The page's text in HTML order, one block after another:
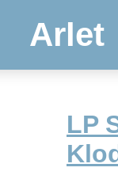
Arlet
LP